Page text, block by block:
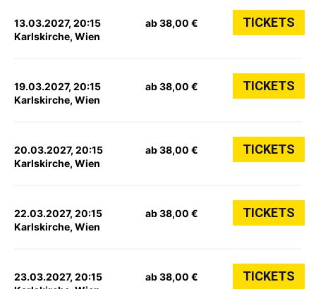
13.03.2027, 20:15
Karlskirche, Wien
ab 38,00 € TICKETS
19.03.2027, 20:15
Karlskirche, Wien
ab 38,00 € TICKETS
20.03.2027, 20:15
Karlskirche, Wien
ab 38,00 € TICKETS
22.03.2027, 20:15
Karlskirche, Wien
ab 38,00 € TICKETS
23.03.2027, 20:15
ab 38,00 € TICKETS